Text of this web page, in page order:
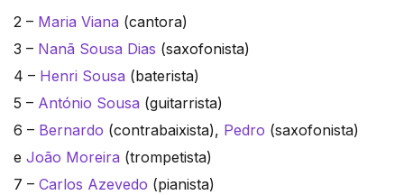
2 – Maria Viana (cantora)
3 – Nanã Sousa Dias (saxofonista)
4 – Henri Sousa (baterista)
5 – António Sousa (guitarrista)
6 – Bernardo (contrabaixista), Pedro (saxofonista)
e João Moreira (trompetista)
7 – Carlos Azevedo (pianista)